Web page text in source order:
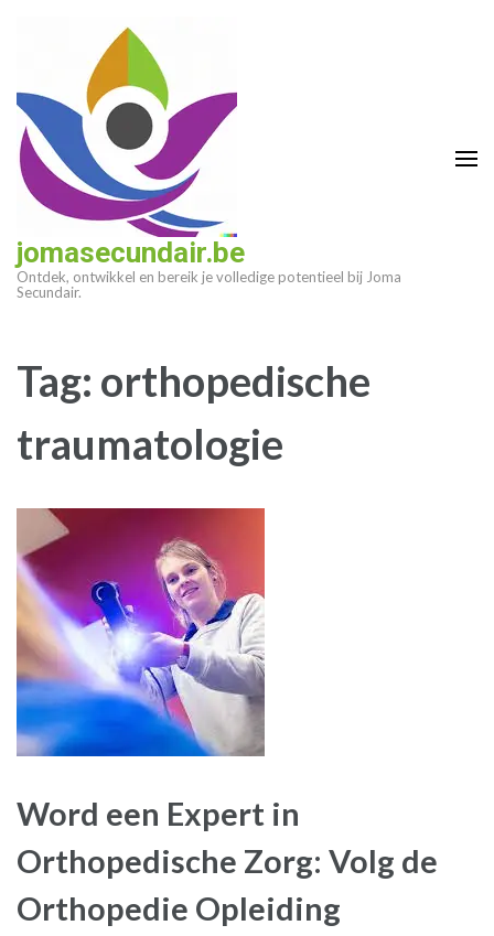
(druk
enter)
jomasecundair.be
Ontdek, ontwikkel en bereik je volledige potentieel bij Joma
Secundair.
Tag: orthopedische
traumatologie
Word een Expert in
Orthopedische Zorg: Volg de
Orthopedie Opleiding